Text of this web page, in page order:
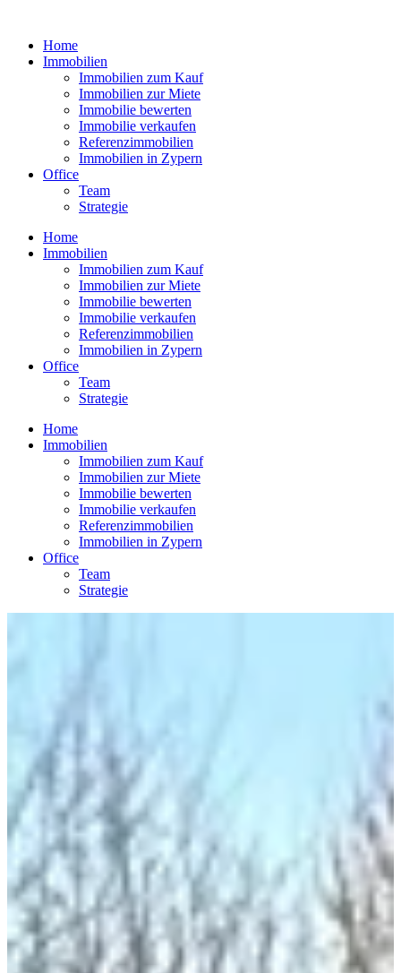
wechselnHome
Immobilien
Immobilien zum Kauf
Immobilien zur Miete
Immobilie bewerten
Immobilie verkaufen
Referenzimmobilien
Immobilien in Zypern
Office
Team
Strategie
Home
Immobilien
Immobilien zum Kauf
Immobilien zur Miete
Immobilie bewerten
Immobilie verkaufen
Referenzimmobilien
Immobilien in Zypern
Office
Team
Strategie
Home
Immobilien
Immobilien zum Kauf
Immobilien zur Miete
Immobilie bewerten
Immobilie verkaufen
Referenzimmobilien
Immobilien in Zypern
Office
Team
Strategie